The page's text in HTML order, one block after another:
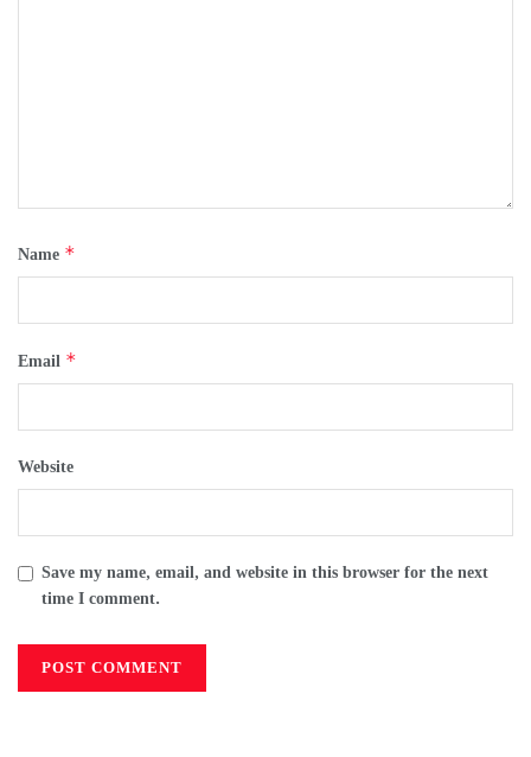
Name *
Email *
Website
Save my name, email, and website in this browser for the next
time I comment.